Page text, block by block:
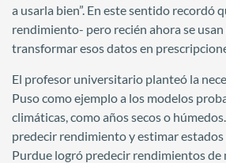
a usarla bien”. En este sentido recordó
rendimiento- pero recién ahora se
transformar esos datos en
El profesor universitario planteó la
Puso como ejemplo a los modelos
climáticas, como años secos o
predecir rendimiento y estimar
Purdue logró predecir rendimientos de